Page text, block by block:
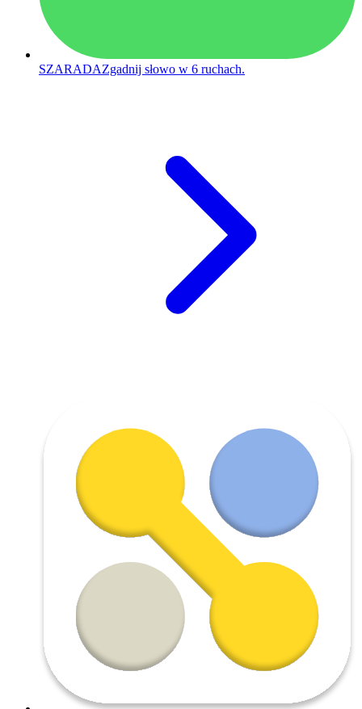
SZARADAZgadnij słowo w 6 ruchach.